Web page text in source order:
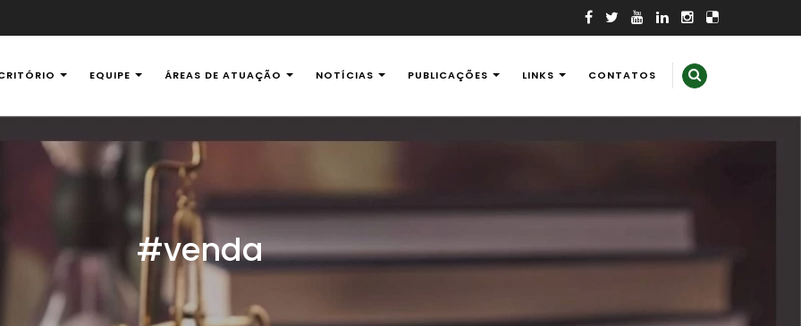
Ambiental
EQUIPE ÁREAS DE ATUAÇÃO NOTÍCIAS PUBLICAÇÕES LINKS CONTATOS
#venda